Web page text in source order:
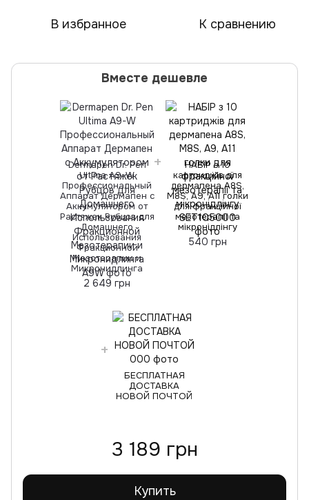
В избранное К сравнению
Вместе дешевле
Dermapen Dr. Pen
Ultima A9-W
Профессиональный
Аппарат Дермапен с
Аккумулятором от
Растяжек Рубцов для
Домашнего
Использования
Фракционной
Мезотерапии и
Микронидлинга
2 649 грн
НАБІР з 10
картриджів для
дермапена A8S,
M8S, A9, A11 голки
для фракційної
мезотерапії та
мікронідлінгу
540 грн
БЕСПЛАТНАЯ
ДОСТАВКА
НОВОЙ ПОЧТОЙ
3 189 грн
Купить